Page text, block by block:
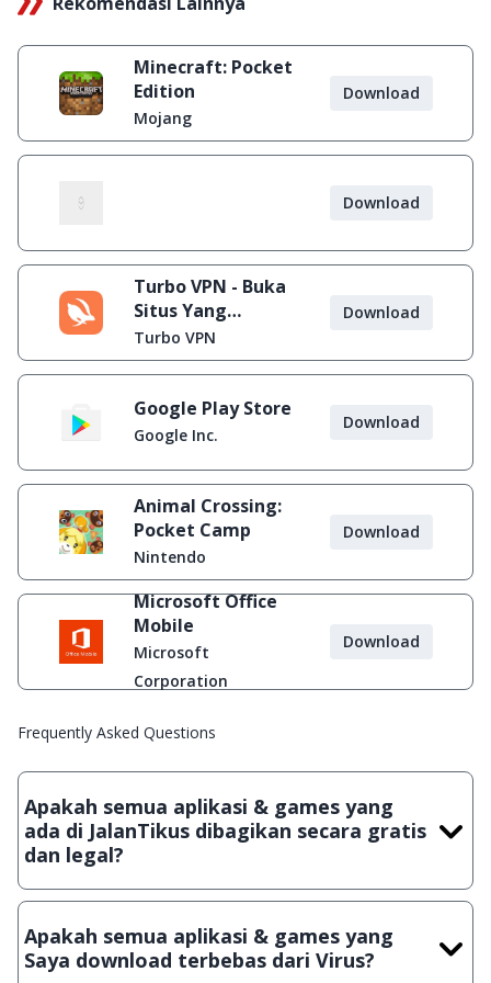
Minecraft: Pocket
Edition
Mojang
Download
Download
Turbo VPN - Buka
Situs Yang
Diblokir
Turbo VPN
Download
Google Play Store
Google Inc.
Download
Animal Crossing:
Pocket Camp
Nintendo
Download
Microsoft Office
Mobile
Microsoft
Corporation
Download
Frequently Asked Questions
Apakah semua aplikasi & games yang
ada di JalanTikus dibagikan secara gratis
dan legal?
Ya, JalanTikus hanya membagikan aplikasi & games yang
crack, patch atau semacamnya.
Apakah semua aplikasi & games yang
Saya download terbebas dari Virus?